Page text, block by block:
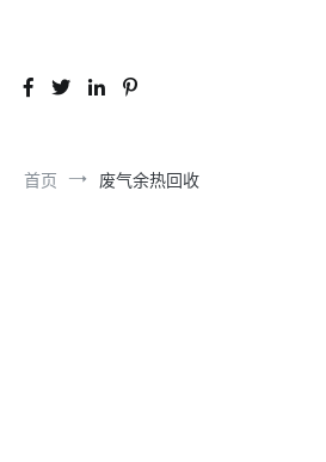
首页 废气余热回收